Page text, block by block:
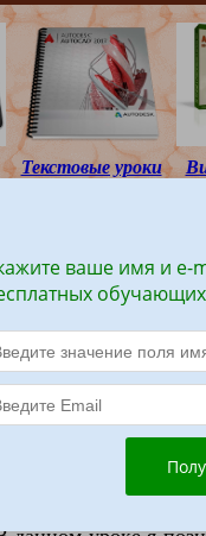
Текстовые уроки
ваше имя и e-